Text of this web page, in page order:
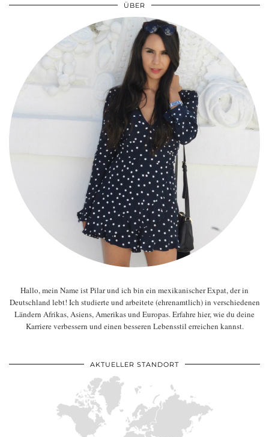
ÜBER
Hallo, mein Name ist Pilar und ich bin ein mexikanischer Expat, der in
Deutschland lebt! Ich studierte und arbeitete (ehrenamtlich) in verschiedenen
Ländern Afrikas, Asiens, Amerikas und Europas. Erfahre hier, wie du deine
Karriere verbessern und einen besseren Lebensstil erreichen kannst.
AKTUELLER STANDORT